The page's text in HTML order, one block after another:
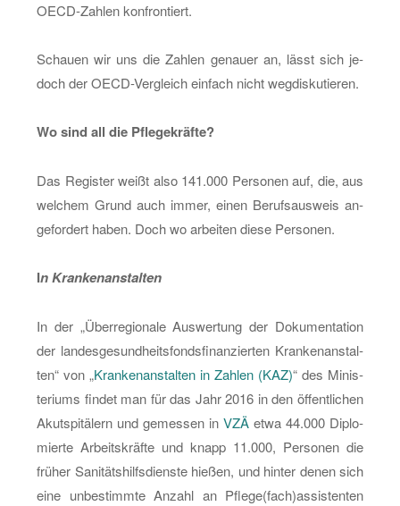
OECD-Zah­len kon­fron­tiert.
Schau­en wir uns die Zah­len ge­nau­er an, lässt sich je­
doch der OECD-Ver­gleich ein­fach nicht weg­dis­ku­tie­ren.
Wo sind all die Pfle­ge­kräf­te?
Das Re­gis­ter weißt also 141.000 Per­so­nen auf, die, aus
wel­chem Grund auch immer, einen Be­rufs­aus­weis an­
ge­for­dert haben. Doch wo ar­bei­ten diese Per­so­nen.
In Kran­ken­an­stal­ten
In der „Über­re­gio­na­le Aus­wer­tung der Do­ku­men­ta­ti­on
der lan­des­ge­sund­heits­fonds­fi­nan­zier­t­en Kran­ken­an­stal­
ten“ von „Kran­ken­an­stal­ten in Zah­len (KAZ)“ des Mi­nis­
te­ri­ums fin­det man für das Jahr 2016 in den öf­fent­li­chen
Akut­spi­tä­lern und ge­mes­sen in VZÄ etwa 44.000 Di­plo­
mier­te Ar­beits­kräf­te und knapp 11.000, Per­so­nen die
frü­her Sa­ni­täts­hilfs­diens­te hie­ßen, und hin­ter denen sich
eine un­be­stimm­te An­zahl an Pfle­ge(fach)as­sis­ten­ten